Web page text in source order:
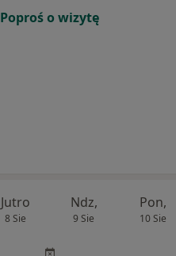
Poproś o wizytę
Jutro
8 Sie
Ndz,
9 Sie
Pon,
10 Sie